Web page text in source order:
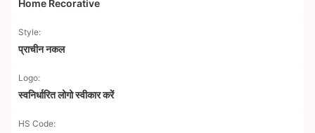
Home Recorative
Style:
प्राचीन नकल
Logo:
स्वनिर्धारित लोगो स्वीकार करें
HS Code: